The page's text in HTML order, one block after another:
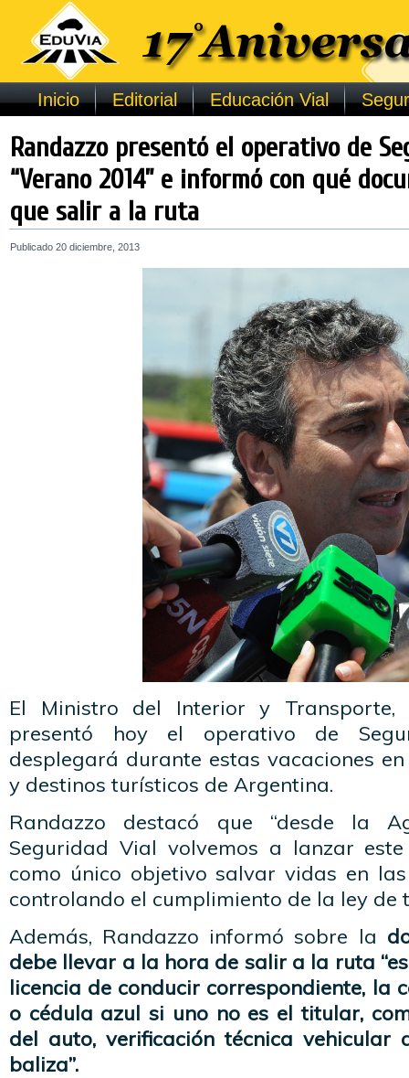
Inicio Editorial Educación Vial
Randazzo presentó el operativo de
“Verano 2014” e informó con qué
que salir a la ruta
Publicado 20 diciembre, 2013
El Ministro del Interior y Transporte,
presentó hoy el operativo de
desplegará durante estas vacaciones
y destinos turísticos de Argentina.
Randazzo destacó que “desde la
Seguridad Vial volvemos a lanzar
como único objetivo salvar vidas en
controlando el cumplimiento de la ley de
Además, Randazzo informó sobre la
debe llevar a la hora de salir a la ruta
licencia de conducir correspondiente, la
o cédula azul si uno no es el titular,
del auto, verificación técnica vehicular
baliza”.